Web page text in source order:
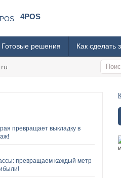
4POS
Готовые решения Как сделать
превращает выкладку в
превращаем каждый метр